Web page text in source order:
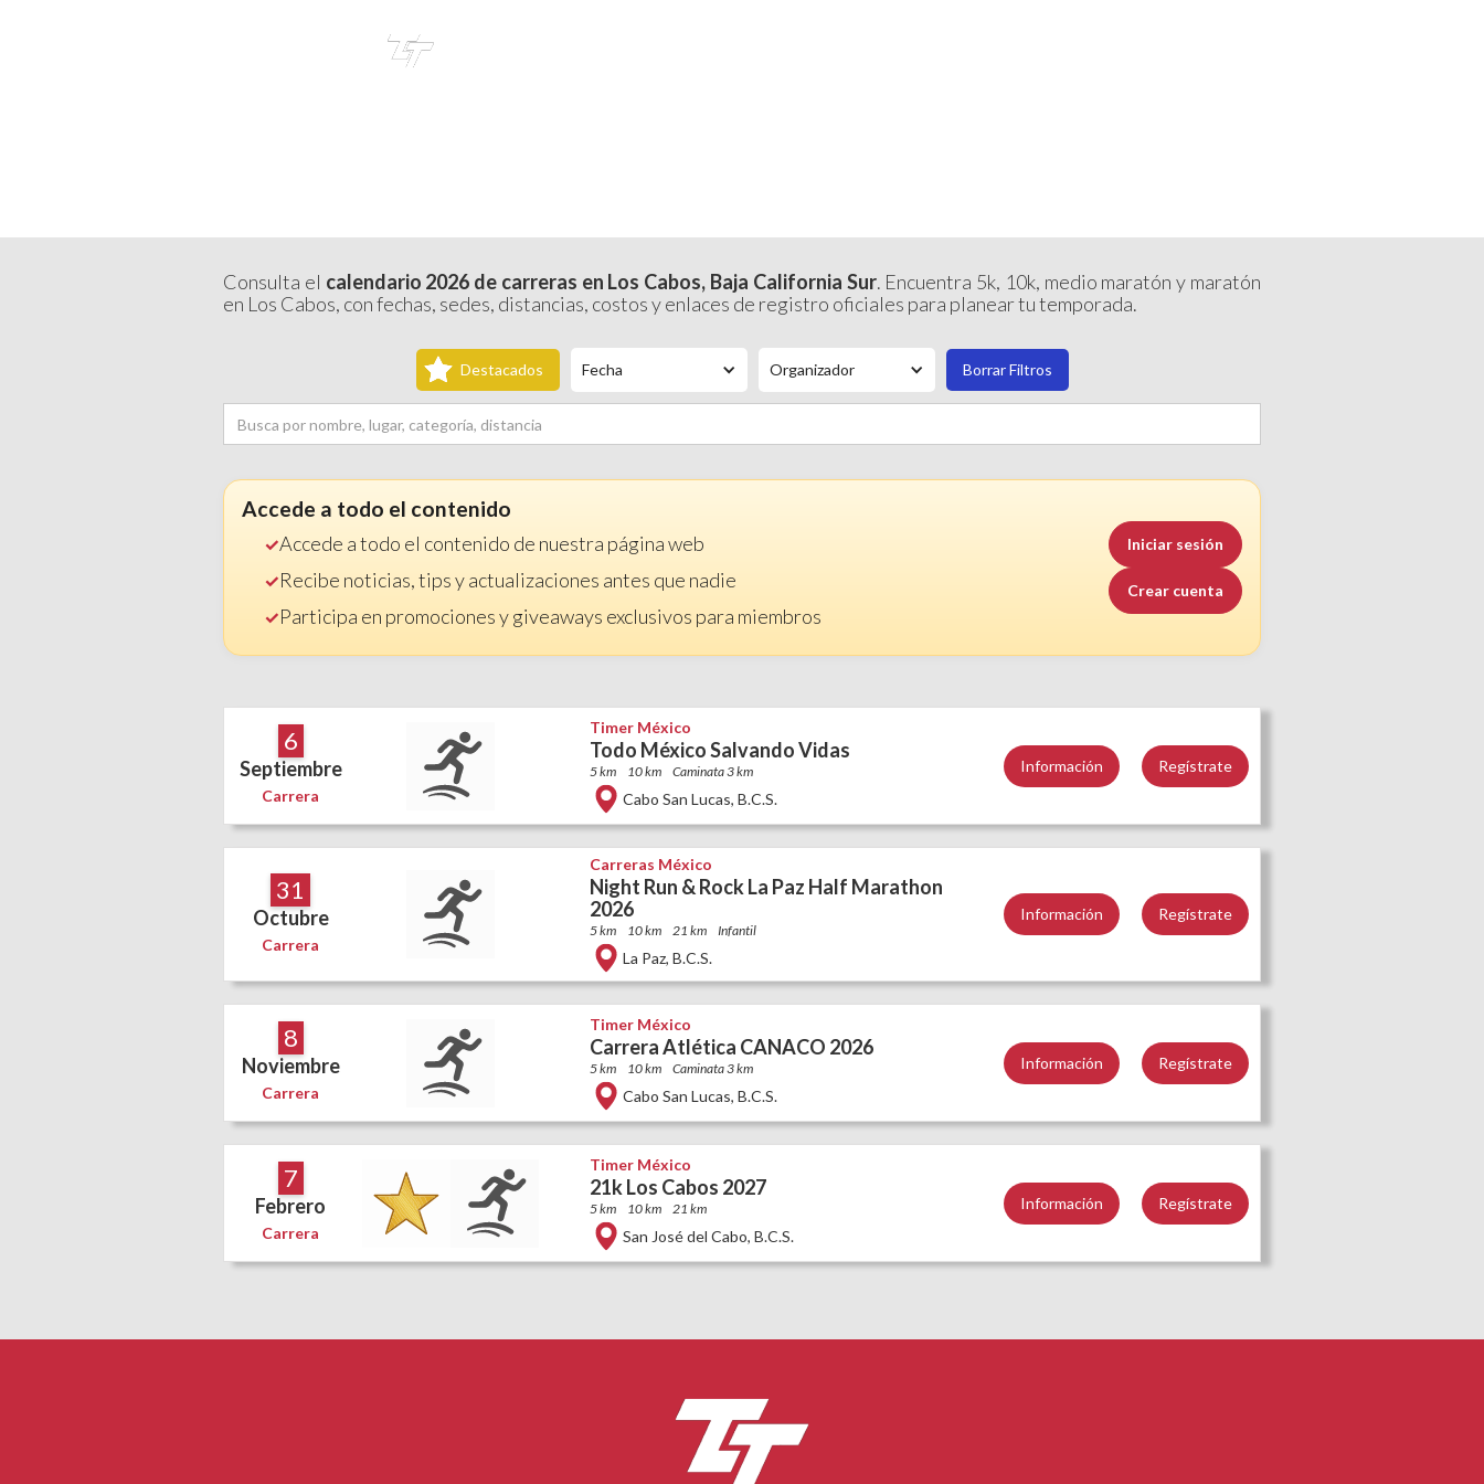
Consulta el calendario 2026 de carreras en Los Cabos, Baja California Sur. Encuentra 5k, 10k, medio maratón y maratón
en Los Cabos, con fechas, sedes, distancias, costos y enlaces de registro oficiales para planear tu temporada.
Destacados Fecha Organizador Borrar Filtros
Accede a todo el contenido
Accede a todo el contenido de nuestra página web
Recibe noticias, tips y actualizaciones antes que nadie
Participa en promociones y giveaways exclusivos para miembros
Iniciar sesión
Crear cuenta
6
Septiembre
Carrera
Timer México
Todo México Salvando Vidas
5 km 10 km Caminata 3 km
Cabo San Lucas, B.C.S.
Información Regístrate
31
Octubre
Carrera
Carreras México
Night Run & Rock La Paz Half Marathon
2026
5 km 10 km 21 km Infantil
La Paz, B.C.S.
Información Regístrate
8
Noviembre
Carrera
Timer México
Carrera Atlética CANACO 2026
5 km 10 km Caminata 3 km
Cabo San Lucas, B.C.S.
Información Regístrate
7
Febrero
Carrera
Timer México
21k Los Cabos 2027
5 km 10 km 21 km
San José del Cabo, B.C.S.
Información Regístrate